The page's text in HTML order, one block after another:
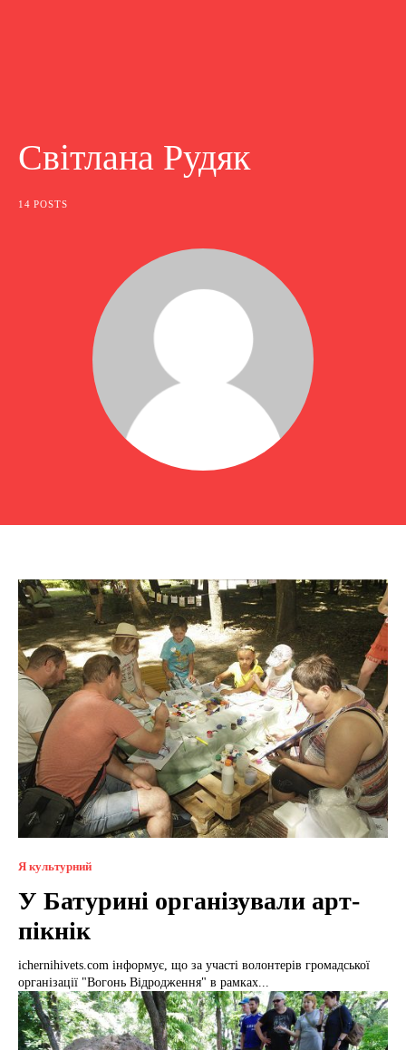
Світлана Рудяк
14 POSTS
Я культурний
У Батурині організували арт-
пікнік
ichernihivets.com інформує, що за участі волонтерів громадської
організації "Вогонь Відродження" в рамках...